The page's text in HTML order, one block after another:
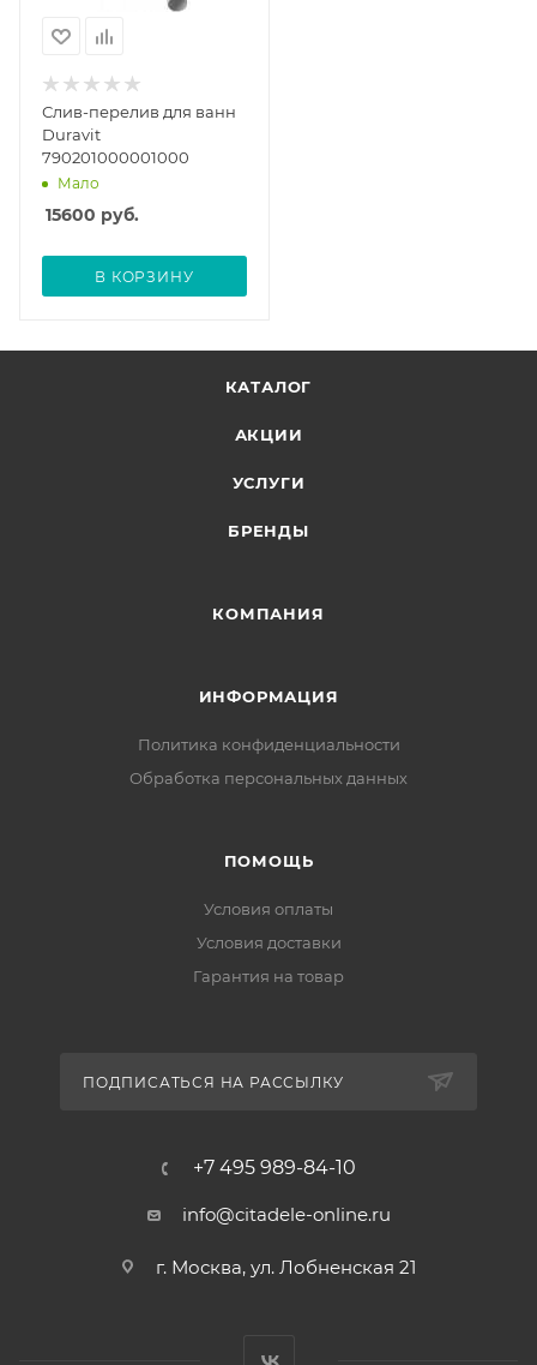
Слив-перелив для ванн
Duravit
790201000001000
Мало
15600 руб.
В КОРЗИНУ
КАТАЛОГ
АКЦИИ
УСЛУГИ
БРЕНДЫ
КОМПАНИЯ
ИНФОРМАЦИЯ
Политика конфиденциальности
Обработка персональных данных
ПОМОЩЬ
Условия оплаты
Условия доставки
Гарантия на товар
ПОДПИСАТЬСЯ НА РАССЫЛКУ
+7 495 989-84-10
info@citadele-online.ru
г. Москва, ул. Лобненская 21